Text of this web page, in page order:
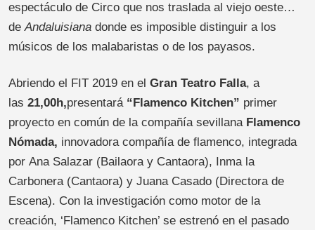
espectáculo de Circo que nos traslada al viejo oeste…
deAndaluisiana donde es imposible distinguir a los
músicos de los malabaristas o de los payasos.
Abriendo el FIT 2019 en el Gran Teatro Falla, a
las 21,00h,presentará “Flamenco Kitchen” primer
proyecto en común de la compañía sevillana Flamenco
Nómada, innovadora compañía de flamenco, integrada
por Ana Salazar (Bailaora y Cantaora), Inma la
Carbonera (Cantaora) y Juana Casado (Directora de
Escena). Con la investigación como motor de la
creación, ‘Flamenco Kitchen’ se estrenó en el pasado